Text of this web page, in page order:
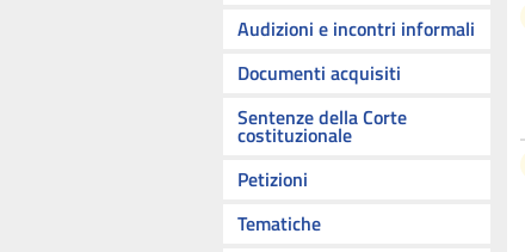
Audizioni e incontri informali
Documenti acquisiti
Sentenze della Corte
costituzionale
Petizioni
Tematiche